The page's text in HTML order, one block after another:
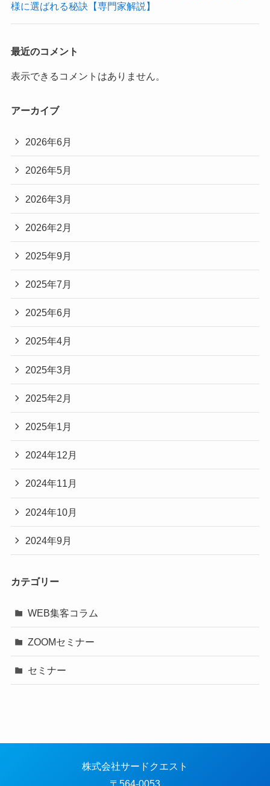
様に選ばれる秘訣【専門家解説】
最近のコメント
表示できるコメントはありません。
アーカイブ
2026年6月
2026年5月
2026年3月
2026年2月
2025年9月
2025年7月
2025年6月
2025年4月
2025年3月
2025年2月
2025年1月
2024年12月
2024年11月
2024年10月
2024年9月
カテゴリー
WEB集客コラム
ZOOMセミナー
セミナー
株式会社サードクエスト
〒564-0053